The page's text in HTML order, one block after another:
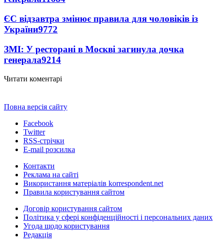
ЄС відзавтра змінює правила для чоловіків із
України9772
ЗМІ: У ресторані в Москві загинула дочка
генерала9214
Читати коментарі
Повна версія сайту
Facebook
Twitter
RSS-стрічки
E-mail розсилка
Контакти
Реклама на сайті
Використання матеріалів korrespondent.net
Правила користування сайтом
Договір користування сайтом
Політика у сфері конфіденційності і персональних даних
Угода щодо користування
Редакція